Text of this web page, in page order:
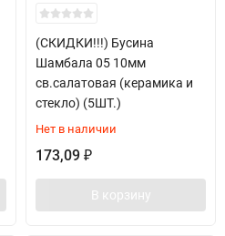
(СКИДКИ!!!) Бусина
Шамбала 05 10мм
св.салатовая (керамика и
стекло) (5ШТ.)
Нет в наличии
173,09 ₽
В корзину